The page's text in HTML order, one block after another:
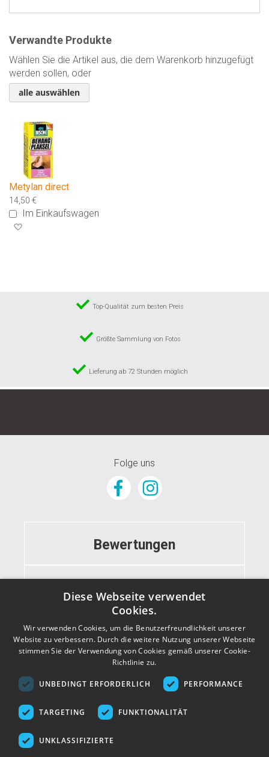
Verwandte Produkte
Wählen Sie die Artikel aus, die dem Warenkorb hinzugefügt
werden sollen, oder
alle auswählen
Metylan direct
14,50 €
Im Einkaufswagen
Top-Qualität zum besten Preis
Größte Sammlung von Fotos
Lieferung ab 72 Stunden möglich
Folge uns
Bewertungen
Informationen
Kontakt
Diese Webseite verwendet
Cookies.
Wir verwenden Cookies, um die Benutzerfreundlichkeit unserer
Website zu verbessern. Durch die weitere Nutzung unserer Webseite
stimmen Sie der Verwendung von Cookies gemäß unserer Cookie-
Richtlinie zu.
UNBEDINGT ERFORDERLICH PERFORMANCE
TARGETING FUNKTIONALITÄT
UNKLASSIFIZIERTE